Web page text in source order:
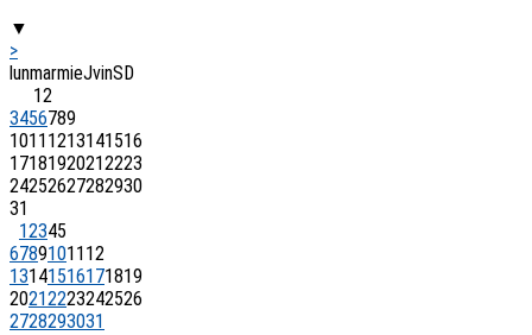
▼
>
lunmarmieJvinS D
12
3456789
1011 1213141516
17181920212223
24252627282930
31
12345
67891011 12
13141516171819
20212223242526
2728293031